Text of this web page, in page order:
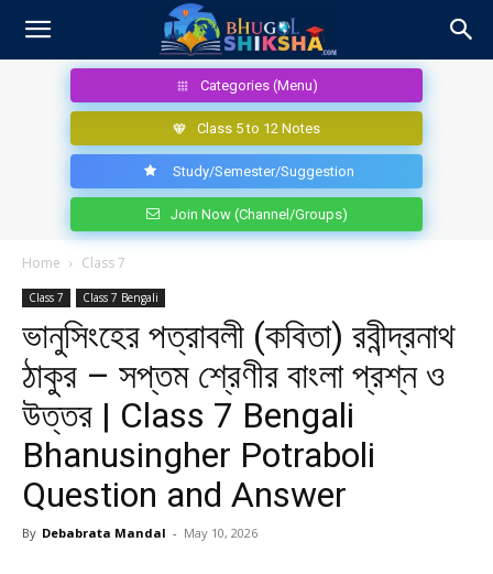
Categories (Menu)
Class 5 to 12 Notes
Study/Semester/Suggestion
Join Now (Channel/Groups)
Home Class 7
Class 7 Class 7 Bengali
ভানুসিংহের পত্রাবলী (কবিতা) রবীন্দ্রনাথ
ঠাকুর – সপ্তম শ্রেণীর বাংলা প্রশ্ন ও
উত্তর | Class 7 Bengali
Bhanusingher Potraboli
Question and Answer
By Debabrata Mandal - May 10, 2026